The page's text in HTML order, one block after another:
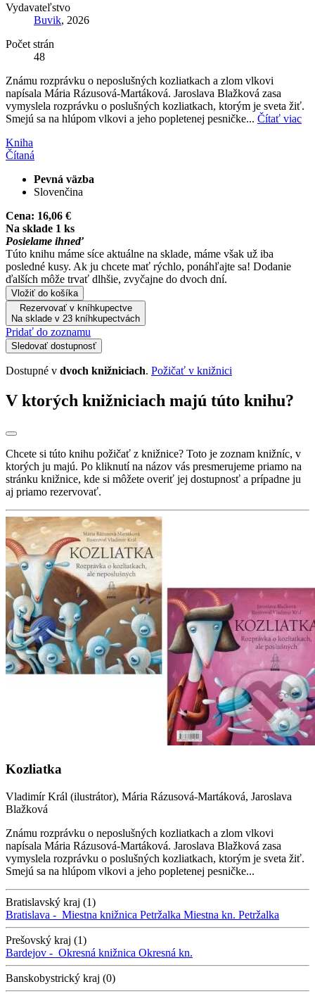
Vydavateľstvo
Buvik, 2026
Počet strán
48
Známu rozprávku o neposlušných kozliatkach a zlom vlkovi
napísala Mária Rázusová-Martáková. Jaroslava Blažková zasa
vymyslela rozprávku o poslušných kozliatkach, ktorým je sveta žiť.
Smejú sa na hlúpom vlkovi a jeho popletenej pesničke... Čítať viac
Kniha
Čítaná
Pevná väzba
Slovenčina
Cena: 16,06 €
Na sklade 1 ks
Posielame ihneď
Túto knihu máme síce aktuálne na sklade, máme však už iba
posledné kusy. Ak ju chcete mať rýchlo, ponáhľajte sa! Dodanie
ďalších môže trvať dlhšie, zvyčajne do dvoch dní.
Vložiť do košíka
Rezervovať v kníhkupectve
Na sklade v 23 kníhkupectvách
Pridať do zoznamu
Sledovať dostupnosť
Dostupné v dvoch knižniciach. Požičať v knižnici
V ktorých knižniciach majú túto knihu?
Chcete si túto knihu požičať z knižnice? Toto je zoznam knižníc, v
ktorých ju majú. Po kliknutí na názov vás presmerujeme priamo na
stránku knižnice, kde si môžete overiť jej dostupnosť a prípadne ju
aj priamo rezervovať.
Kozliatka
Vladimír Král (ilustrátor), Mária Rázusová-Martáková, Jaroslava
Blažková
Známu rozprávku o neposlušných kozliatkach a zlom vlkovi
napísala Mária Rázusová-Martáková. Jaroslava Blažková zasa
vymyslela rozprávku o poslušných kozliatkach, ktorým je sveta žiť.
Smejú sa na hlúpom vlkovi a jeho popletenej pesničke...
Bratislavský kraj (1)
Bratislava - Miestna knižnica Petržalka Miestna kn. Petržalka
Prešovský kraj (1)
Bardejov - Okresná knižnica Okresná kn.
Banskobystrický kraj (0)